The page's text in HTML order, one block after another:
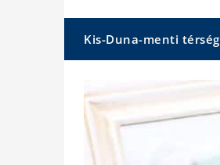
Kis-Duna-menti térség